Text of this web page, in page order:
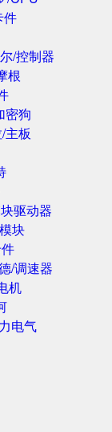
件
/控制器
根
密狗
主板
驱动器
块
/调速器
机
电气